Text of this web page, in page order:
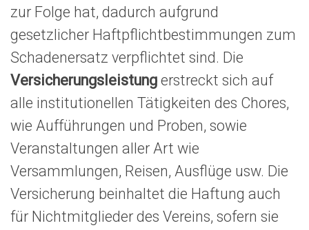
zur Folge hat, dadurch aufgrund
gesetzlicher Haftpflichtbestimmungen zum
Schadenersatz verpflichtet sind. Die
Versicherungsleistung erstreckt sich auf
alle institutionellen Tätigkeiten des Chores,
wie Aufführungen und Proben, sowie
Veranstaltungen aller Art wie
Versammlungen, Reisen, Ausflüge usw. Die
Versicherung beinhaltet die Haftung auch
für Nichtmitglieder des Vereins, sofern sie